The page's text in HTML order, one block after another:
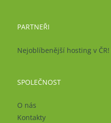
PARTNEŘI
Nejoblíbenější hosting v ČR!
SPOLEČNOST
O nás
Kontakty